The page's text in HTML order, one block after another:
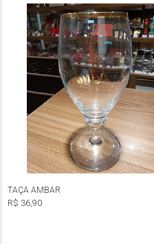
TAÇA AMBAR
R$ 36,90